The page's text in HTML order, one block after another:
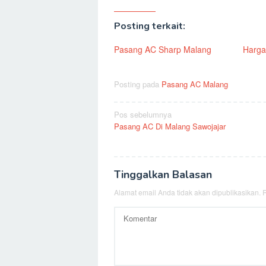
Posting terkait:
Pasang AC Sharp Malang
Posting pada Pasang AC Malang
Navigasi
pos
Pos sebelumnya
Pasang AC Di Malang Sawojajar
Tinggalkan Balasan
Alamat email Anda tidak akan dipublikasikan.